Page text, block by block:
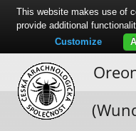
This website makes use of
provide additional
Customize